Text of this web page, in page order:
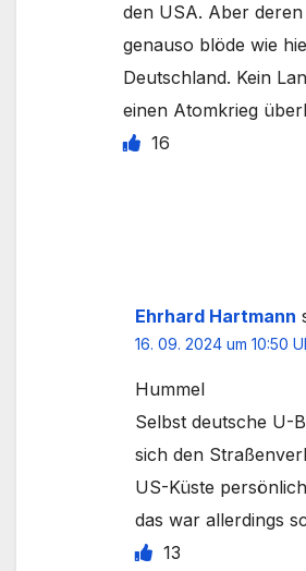
den USA. Aber
genauso blöde wie
Deutschland. Kein
einen Atomkrieg
16
Ehrhard Hartmann
16. 09. 2024 um 10:50
Hummel
Selbst deutsche U-
sich den
US-Küste
das war allerdings
13